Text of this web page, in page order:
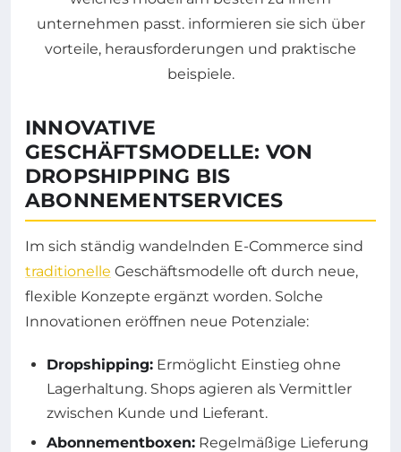
INNOVATIVE
GESCHÄFTSMODELLE: VON
DROPSHIPPING BIS
ABONNEMENTSERVICES
Im sich ständig wandelnden E-Commerce sind
traditionelle Geschäftsmodelle oft durch neue,
flexible Konzepte ergänzt worden. Solche
Innovationen eröffnen neue Potenziale:
Dropshipping: Ermöglicht Einstieg ohne
Lagerhaltung. Shops agieren als Vermittler
zwischen Kunde und Lieferant.
Abonnementboxen: Regelmäßige Lieferung